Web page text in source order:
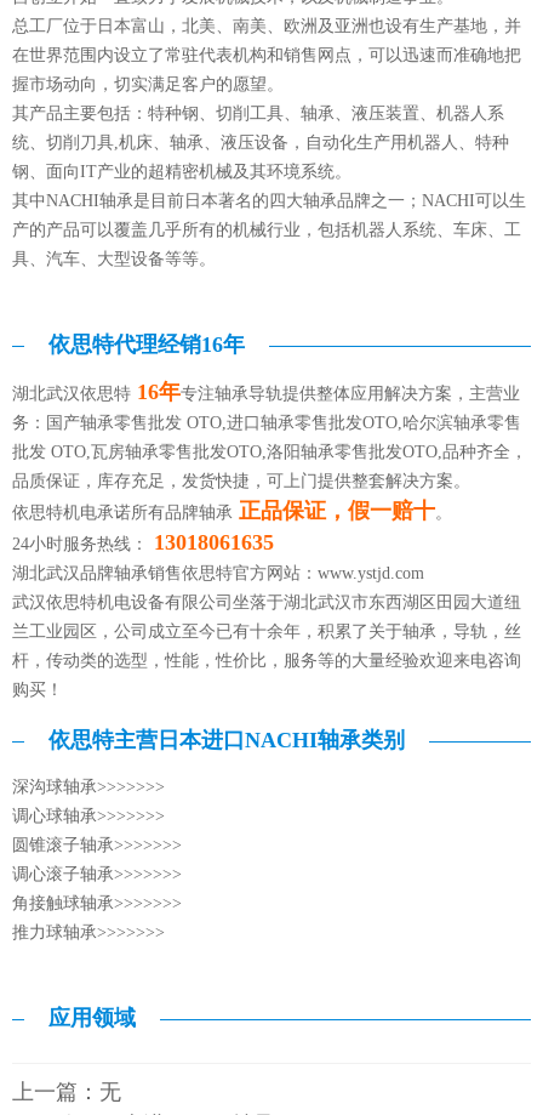
总工厂位于日本富山，北美、南美、欧洲及亚洲也设有生产基地，并
在世界范围内设立了常驻代表机构和销售网点，可以迅速而准确地把
握市场动向，切实满足客户的愿望。
其产品主要包括：特种钢、切削工具、轴承、液压装置、机器人系
统、切削刀具,机床、轴承、液压设备，自动化生产用机器人、特种
钢、面向IT产业的超精密机械及其环境系统。
其中NACHI轴承是目前日本著名的四大轴承品牌之一；NACHI可以生
产的产品可以覆盖几乎所有的机械行业，包括机器人系统、车床、工
具、汽车、大型设备等等。
依思特代理经销16年
湖北武汉依思特 16年专注轴承导轨提供整体应用解决方案，主营业
务：国产轴承零售批发 OTO,进口轴承零售批发OTO,哈尔滨轴承零售
批发 OTO,瓦房轴承零售批发OTO,洛阳轴承零售批发OTO,品种齐全，
品质保证，库存充足，发货快捷，可上门提供整套解决方案。
依思特机电承诺所有品牌轴承 正品保证，假一赔十。
24小时服务热线：
13018061635
湖北武汉品牌轴承销售依思特官方网站： www.ystjd.com
武汉依思特机电设备有限公司坐落于湖北武汉市东西湖区田园大道纽
兰工业园区，公司成立至今已有十余年，积累了关于轴承，导轨，丝
杆，传动类的选型，性能，性价比，服务等的大量经验欢迎来电咨询
购买！
依思特主营日本进口NACHI轴承类别
深沟球轴承>>>>>>>
调心球轴承>>>>>>>
圆锥滚子轴承>>>>>>>
调心滚子轴承>>>>>>>
角接触球轴承>>>>>>>
推力球轴承>>>>>>>
应用领域
上一篇：无